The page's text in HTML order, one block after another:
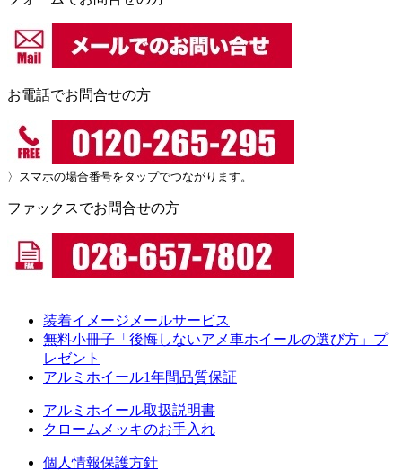
お電話でお問合せの方
〉スマホの場合番号をタップでつながります。
ファックスでお問合せの方
装着イメージメールサービス
無料小冊子「後悔しないアメ車ホイールの選び方」プ
レゼント
アルミホイール1年間品質保証
アルミホイール取扱説明書
クロームメッキのお手入れ
個人情報保護方針